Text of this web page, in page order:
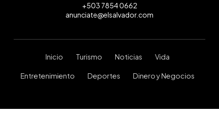
+503 7854 0662
anunciate@elsalvador.com
Inicio Turismo Noticias Vida
Entretenimiento Deportes Dinero y Negocios